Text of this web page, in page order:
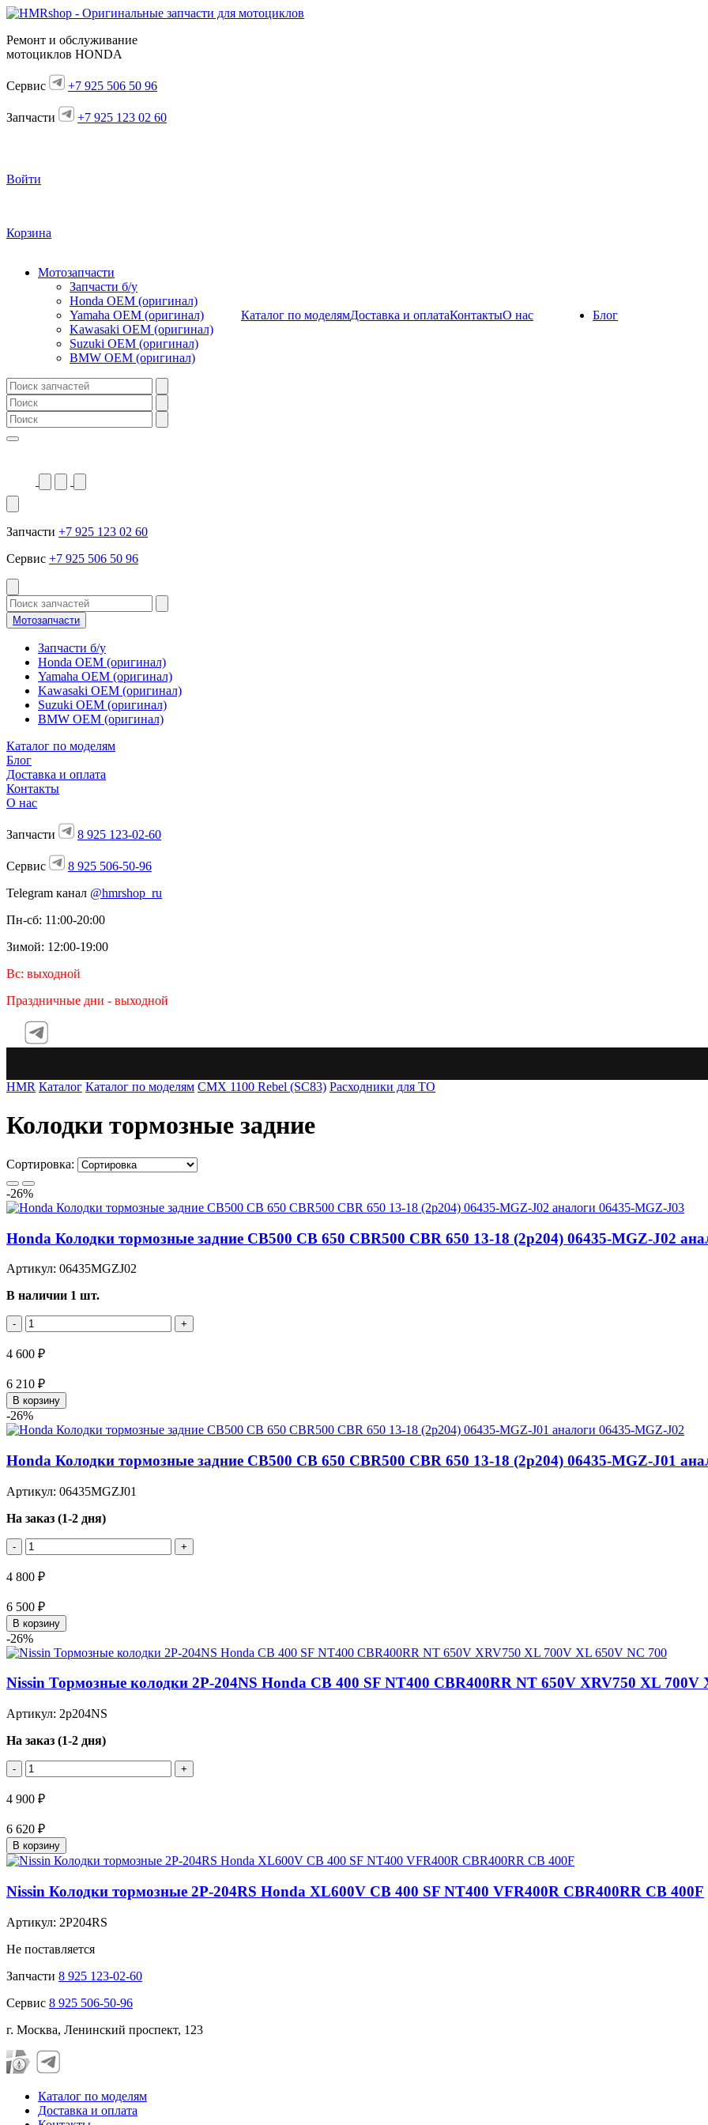
Ремонт и обслуживание
мотоциклов HONDA
Сервис +7 925 506 50 96
Запчасти +7 925 123 02 60
Войти
Корзина
Мотозапчасти
Запчасти б/у
Honda OEM (оригинал)
Yamaha OEM (оригинал)
Kawasaki OEM (оригинал)
Suzuki OEM (оригинал)
BMW OEM (оригинал)
Каталог по моделямДоставка и оплатаКонтактыО нас Блог
Запчасти +7 925 123 02 60
Сервис +7 925 506 50 96
Мотозапчасти
Запчасти б/у
Honda OEM (оригинал)
Yamaha OEM (оригинал)
Kawasaki OEM (оригинал)
Suzuki OEM (оригинал)
BMW OEM (оригинал)
Каталог по моделям
Блог
Доставка и оплата
Контакты
О нас
Запчасти 8 925 123-02-60
Сервис
8 925 506-50-96
Telegram канал @hmrshop_ru
Пн-сб: 11:00-20:00
Зимой: 12:00-19:00
Вс: выходной
Праздничные дни - выходной
HMR Каталог Каталог по моделям CMX 1100 Rebel (SC83) Расходники для ТО
Колодки тормозные задние
Сортировка:
-26%
Honda Колодки тормозные задние CB500 CB 650 CBR500 CBR 650 13-18 (2p204) 06435-MGZ-J02
Артикул: 06435MGZJ02
В наличии 1 шт.
- +
4 600 ₽
6 210 ₽
В корзину
-26%
Honda Колодки тормозные задние CB500 CB 650 CBR500 CBR 650 13-18 (2p204) 06435-MGZ-J01
Артикул: 06435MGZJ01
На заказ (1-2 дня)
- +
4 800 ₽
6 500 ₽
В корзину
-26%
Nissin Тормозные колодки 2P-204NS Honda CB 400 SF NT400 CBR400RR NT 650V XRV750 XL 700V
Артикул: 2p204NS
На заказ (1-2 дня)
- +
4 900 ₽
6 620 ₽
В корзину
Nissin Колодки тормозные 2P-204RS Honda XL600V CB 400 SF NT400 VFR400R CBR400RR CB 400F
Артикул: 2P204RS
Не поставляется
Запчасти 8 925 123-02-60
Сервис 8 925 506-50-96
г. Москва, Ленинский проспект, 123
Каталог по моделям
Доставка и оплата